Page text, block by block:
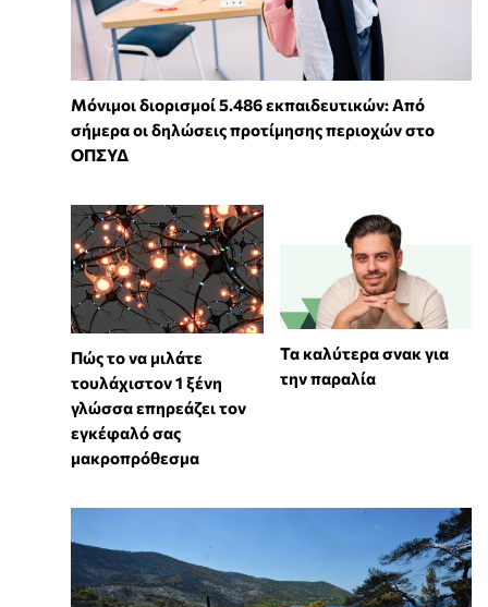
Μόνιμοι διορισμοί 5.486 εκπαιδευτικών: Από
σήμερα οι δηλώσεις προτίμησης περιοχών στο
ΟΠΣΥΔ
⁠Πώς το να μιλάτε
τουλάχιστον 1 ξένη
γλώσσα επηρεάζει τον
εγκέφαλό σας
μακροπρόθεσμα
Τα καλύτερα σνακ για
την παραλία